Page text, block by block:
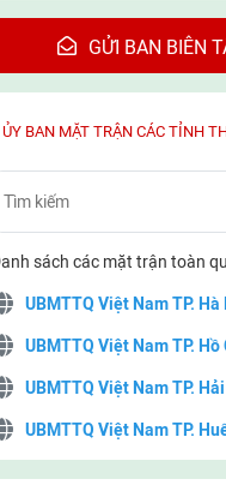
GỬI BAN BIÊN
ỦY BAN MẶT TRẬN CÁC TỈNH
sách các mặt trận toàn
UBMTTQ Việt Nam TP. Hà
UBMTTQ Việt Nam TP. Hồ
UBMTTQ Việt Nam TP.
UBMTTQ Việt Nam TP.